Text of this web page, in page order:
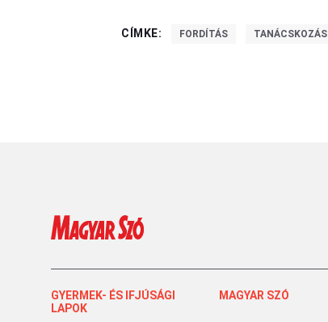
CÍMKE: FORDÍTÁS TANÁCSKOZÁS
GYERMEK- ÉS IFJÚSÁGI
LAPOK
MAGYAR SZÓ